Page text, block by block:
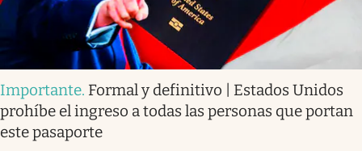
Importante. Formal y definitivo | Estados Unidos
prohíbe el ingreso a todas las personas que portan
este pasaporte